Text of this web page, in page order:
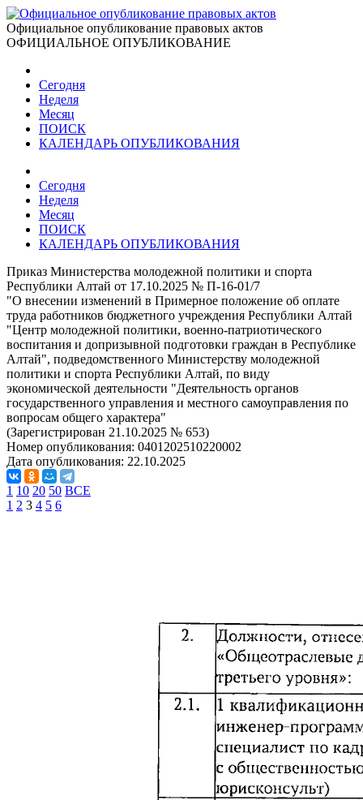
Официальное опубликование правовых актов
ОФИЦИАЛЬНОЕ ОПУБЛИКОВАНИЕ
Сегодня
Неделя
Месяц
ПОИСК
КАЛЕНДАРЬ ОПУБЛИКОВАНИЯ
Сегодня
Неделя
Месяц
ПОИСК
КАЛЕНДАРЬ ОПУБЛИКОВАНИЯ
Приказ Министерства молодежной политики и спорта
Республики Алтай от 17.10.2025 № П-16-01/7
"О внесении изменений в Примерное положение об оплате
труда работников бюджетного учреждения Республики Алтай
"Центр молодежной политики, военно-патриотического
воспитания и допризывной подготовки граждан в Республике
Алтай", подведомственного Министерству молодежной
политики и спорта Республики Алтай, по виду
экономической деятельности "Деятельность органов
государственного управления и местного самоуправления по
вопросам общего характера"
(Зарегистрирован 21.10.2025 № 653)
Номер опубликования: 0401202510220002
Дата опубликования: 22.10.2025
1 10 20 50 ВСЕ
1 2 3 4 5 6